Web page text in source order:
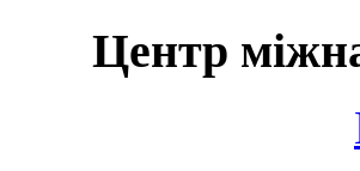
Центр